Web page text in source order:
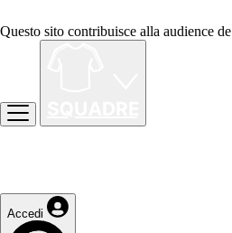
Questo sito contribuisce alla audience de
Accedi